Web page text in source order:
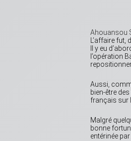
Ahouansou
L’affaire fut,
Il y eu
l’opération
Aussi,
bien-être
français sur
Malgré
bonne
entérinée